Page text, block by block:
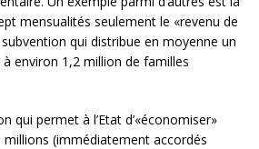
mensualités seulement le «revenu de
qui distribue en moyenne un
environ 1,2 million de familles
qui permet à l’Etat d’«économiser»
millions (immédiatement accordés